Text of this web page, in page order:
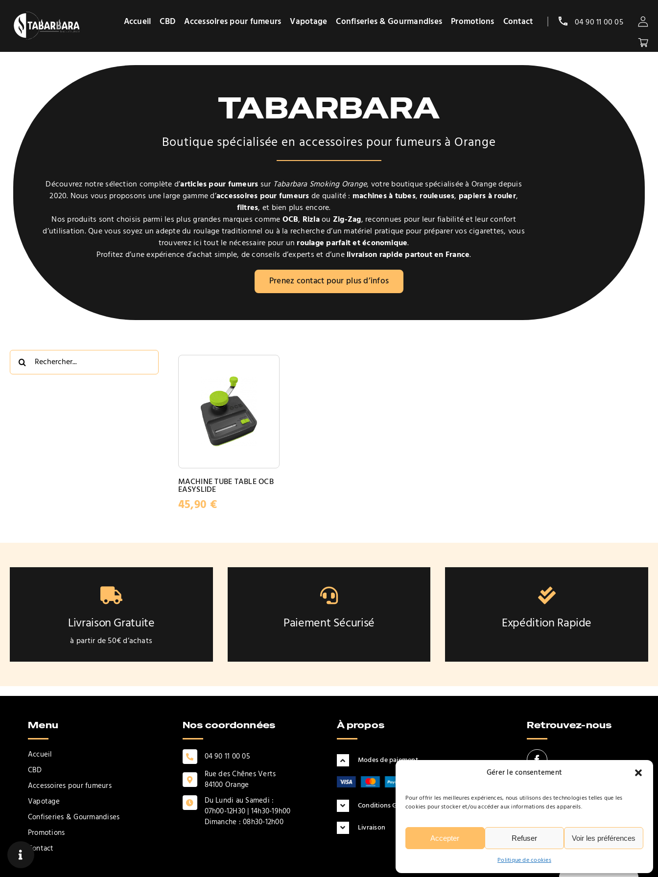
Gérer le consentement
Pour offrir les meilleures expériences, nous utilisons des technologies telles que les
cookies pour stocker et/ou accéder aux informations des appareils.
Accepter Refuser Voir les préférences
Politique de cookies
contenu
Accueil CBD Accessoires pour fumeurs Vapotage Confiseries & Gourmandises Promotions Contact 04 90 11 00 05
TABARBARA
Boutique spécialisée en accessoires pour fumeurs à Orange
Découvrez notre sélection complète d’articles pour fumeurs sur Tabarbara Smoking Orange, votre boutique spécialisée à Orange depuis
2020. Nous vous proposons une large gamme d’accessoires pour fumeursde qualité : machines à tubes, rouleuses, papiers à rouler,
filtres, et bien plus encore.
Nos produits sont choisis parmi les plus grandes marques commeOCB, Rizlaou Zig-Zag, reconnues pour leur fiabilité et leur confort
d’utilisation. Que vous soyez un adepte du roulage traditionnel ou à la recherche d’un matériel pratique pour préparer vos cigarettes, vous
trouverez ici tout le nécessaire pour un roulage parfait et économique.
Profitez d’une expérience d’achat simple, de conseils d’experts et d’unelivraison rapide partout en France.
Prenez contact pour plus d’infos
Rechercher:
MACHINE TUBE TABLE OCB
EASYSLIDE
45,90 €
Livraison Gratuite
à partir de 50€ d’achats
Paiement Sécurisé Expédition Rapide
Menu
Accueil
CBD
Accessoires pour fumeurs
Vapotage
Confiseries & Gourmandises
Promotions
Contact
Nos coordonnées
04 90 11 00 05
Rue des Chênes Verts
84100 Orange
Du Lundi au Samedi :
07h00-12H30 | 14h30-19h00
Dimanche : 08h30-12h00
À propos
Modes de paiement
Conditions Générales d'Utilisation
Livraison
Retrouvez-nous